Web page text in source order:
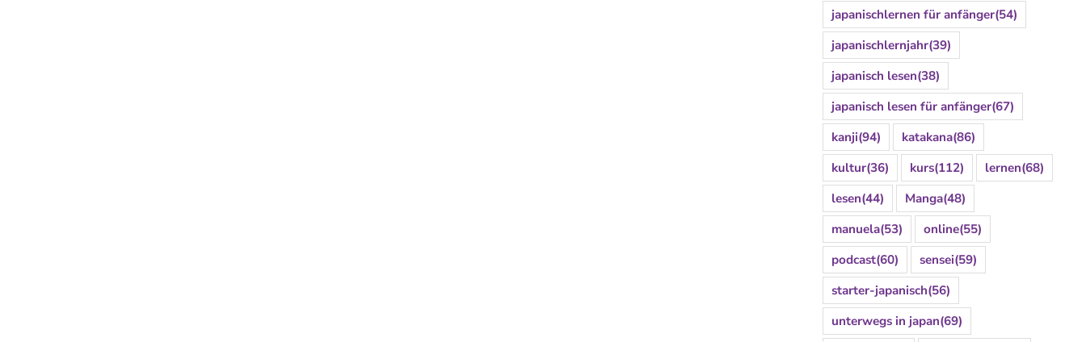
japanischlernen für anfänger(54)
japanischlernjahr(39)
japanisch lesen(38)
japanisch lesen für anfänger(67)
kanji(94) katakana(86)
kultur(36) kurs(112) lernen(68)
lesen(44) Manga(48)
manuela(53) online(55)
podcast(60) sensei(59)
starter-japanisch(56)
unterwegs in japan(69)